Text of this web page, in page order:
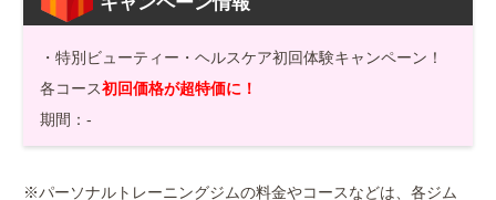
・特別ビューティー・ヘルスケア初回体験キャンペーン！
各コース初回価格が超特価に！
期間：-
※パーソナルトレーニングジムの料金やコースなどは、各ジム